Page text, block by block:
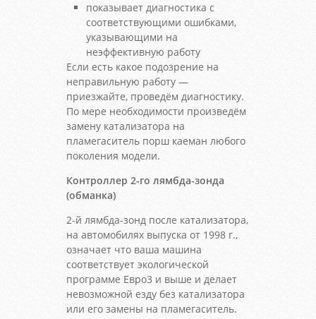
показывает диагностика с
соответствующими ошибками,
указывающими на
неэффективную работу
Если есть какое подозрение на
неправильную работу —
приезжайте, проведём диагностику.
По мере необходимости произведём
замену катализатора на
пламегаситель порш каеман любого
поколения модели.
Контроллер 2-го лямбда-зонда
(обманка)
2-й лямбда-зонд после катализатора,
на автомобилях выпуска от 1998 г.,
означает что ваша машина
соответствует экологической
программе Евро3 и выше и делает
невозможной езду без катализатора
или его замены на пламегаситель.